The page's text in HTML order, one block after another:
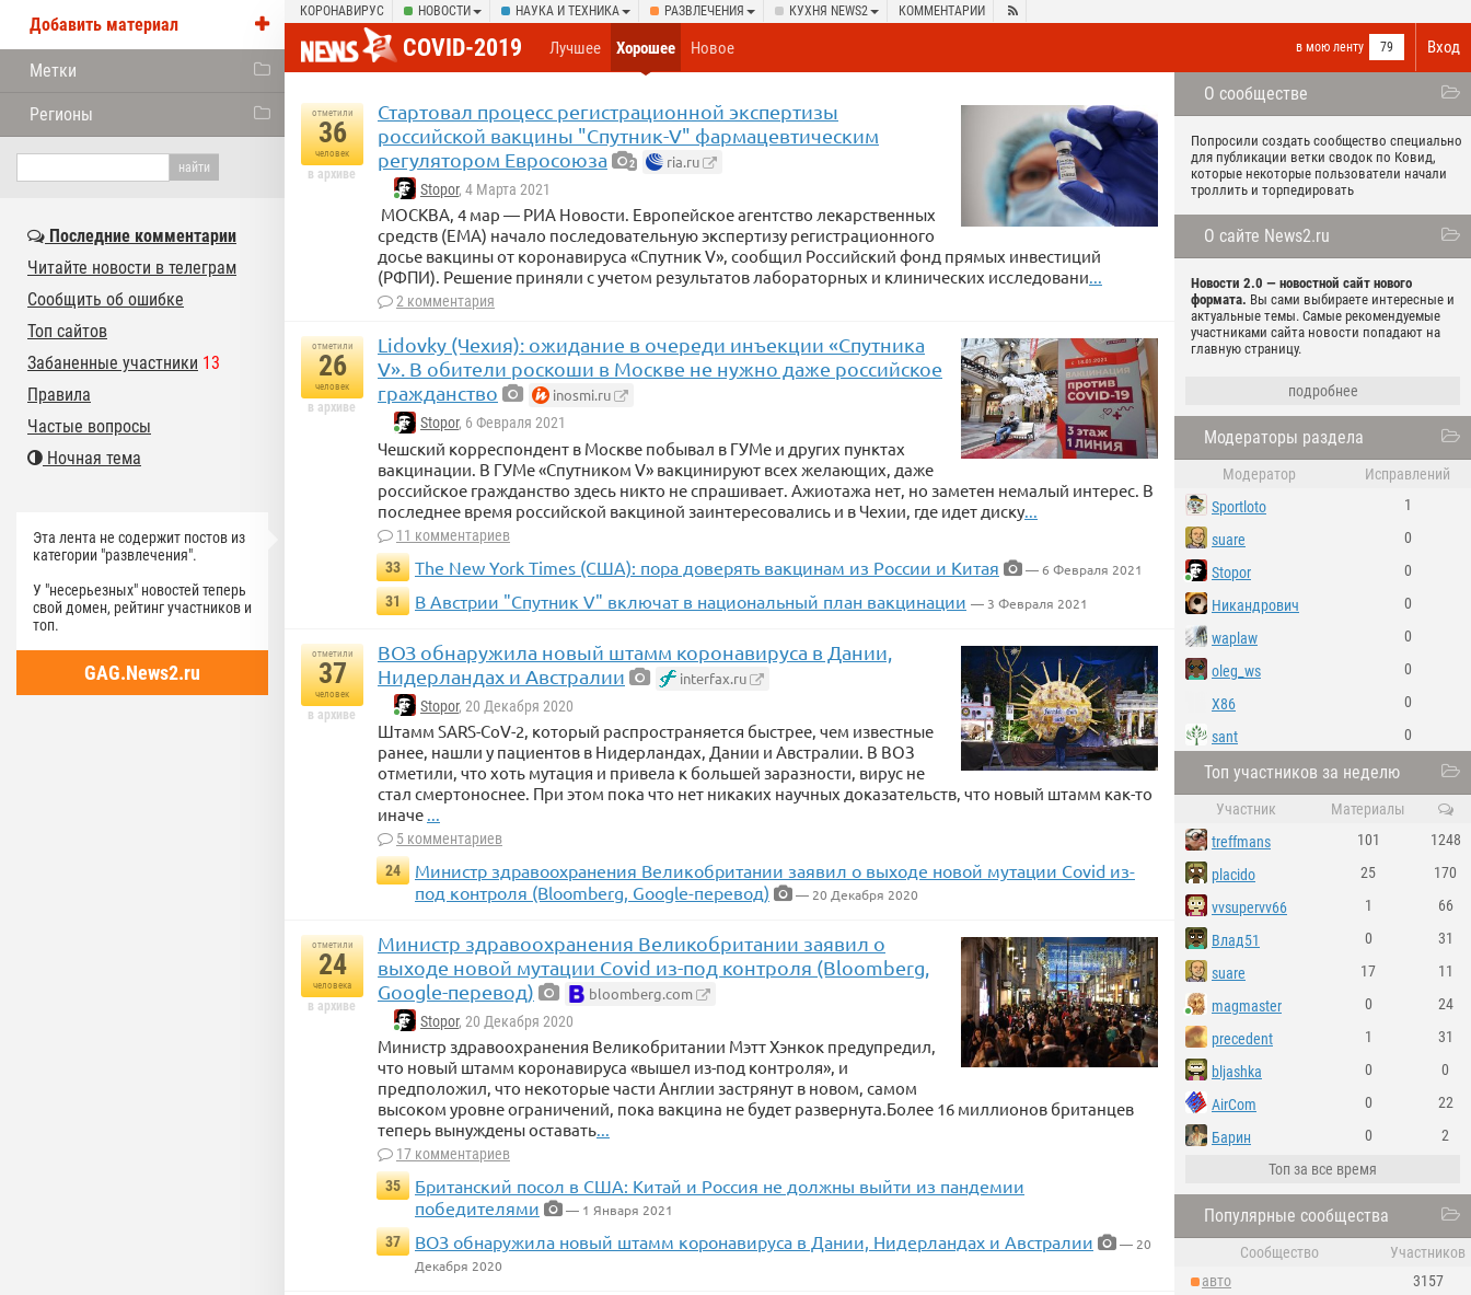
КОРОНАВИРУС НОВОСТИ НАУКА И ТЕХНИКА РАЗВЛЕЧЕНИЯ КУХНЯ NEWS2 КОММЕНТАРИИ 
Вход
COVID-2019 в мою ленту 79
Лучшее Хорошее Новое
О сообществе
Попросили создать сообщество специально
для публикации ветки сводок по Ковид,
которые некоторые пользователи начали
троллить и торпедировать
О сайте News2.ru
Новости 2.0 — новостной сайт нового
формата. Вы сами выбираете интересные и
актуальные темы. Самые рекомендуемые
участниками сайта новости попадают на
главную страницу.
подробнее
Модераторы раздела
Модератор
Исправлений
Sportloto
1
suare
0
Stopor
0
Никандрович
0
waplaw
0
oleg_ws
0
X86
0
sant
0
Топ участников за неделю
Участник
Материалы
treffmans
101
1248
placido
25
170
vvsupervv66
1
66
Влад51
0
31
suare
17
11
magmaster
0
24
precedent
1
31
bljashka
0
0
AirCom
0
22
Барин
0
2
Топ за все время
Популярные сообщества
Сообщество
Участников
авто
3157
отметили
36
человек
в архиве
Стартовал процесс регистрационной экспертизы
российской вакцины "Спутник-V" фармацевтическим
регулятором Евросоюза
2 ria.ru
Stopor, 4 Марта 2021
МОСКВА, 4 мар — РИА Новости. Европейское агентство лекарственных
средств (EMA) начало последовательную экспертизу регистрационного
досье вакцины от коронавируса «Спутник V», сообщил Российский фонд прямых инвестиций
(РФПИ). Решение приняли с учетом результатов лабораторных и клинических исследовани...
2 комментария
отметили
26
человек
в архиве
Lidovky (Чехия): ожидание в очереди инъекции «Спутника
V». В обители роскоши в Москве не нужно даже российское
гражданство
inosmi.ru
Stopor, 6 Февраля 2021
Чешский корреспондент в Москве побывал в ГУМе и других пунктах
вакцинации. В ГУМе «Спутником V» вакцинируют всех желающих, даже
российское гражданство здесь никто не спрашивает. Ажиотажа нет, но заметен немалый интерес. В
последнее время российской вакциной заинтересовались и в Чехии, где идет диску
11 комментариев
33
The New York Times (США): пора доверять вакцинам из России и Китая
— 6 Февраля 2021
31
В Австрии "Спутник V" включат в национальный план вакцинации — 3 Февраля 2021
отметили
37
человек
в архиве
ВОЗ обнаружила новый штамм коронавируса в Дании,
Нидерландах и Австралии
interfax.ru
Stopor, 20 Декабря 2020
Штамм SARS-CoV-2, который распространяется быстрее, чем известные
ранее, нашли у пациентов в Нидерландах, Дании и Австралии. В ВОЗ
отметили, что хоть мутация и привела к большей заразности, вирус не
стал смертоноснее. При этом пока что нет никаких научных доказательств, что новый штамм как-то
иначе ...
5 комментариев
24
Министр здравоохранения Великобритании заявил о выходе новой мутации Covid из-
под контроля (Bloomberg, Google-перевод)
— 20 Декабря 2020
отметили
24
человека
в архиве
Министр здравоохранения Великобритании заявил о
выходе новой мутации Covid из-под контроля (Bloomberg,
Google-перевод)
bloomberg.com
Stopor, 20 Декабря 2020
Министр здравоохранения Великобритании Мэтт Хэнкок предупредил,
что новый штамм коронавируса «вышел из-под контроля», и
предположил, что некоторые части Англии застрянут в новом, самом
высоком уровне ограничений, пока вакцина не будет развернута.Более 16 миллионов британцев
теперь вынуждены оставать...
17 комментариев
35
Британский посол в США: Китай и Россия не должны выйти из пандемии
победителями
— 1 Января 2021
37
ВОЗ обнаружила новый штамм коронавируса в Дании, Нидерландах и Австралии
— 20
Декабря 2020
Добавить материал
Метки
Регионы
Последние комментарии
Читайте новости в телеграм
Сообщить об ошибке
Топ сайтов
Забаненные участники 13
Правила
Частые вопросы
Ночная тема
Эта лента не содержит постов из
категории "развлечения".
У "несерьезных" новостей теперь
свой домен, рейтинг участников и
топ.
GAG.News2.ru